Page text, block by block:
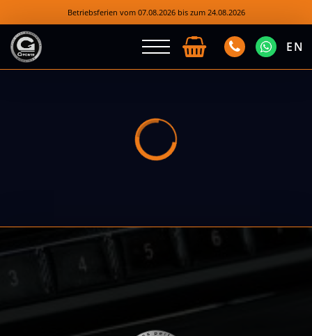
Betriebsferien vom 07.08.2026 bis zum 24.08.2026
EN